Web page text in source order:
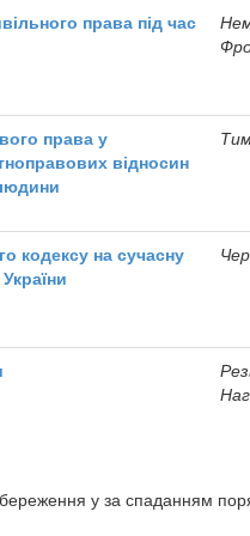
права під час
права у
відносин
кодексу на сучасну
у за спаданням